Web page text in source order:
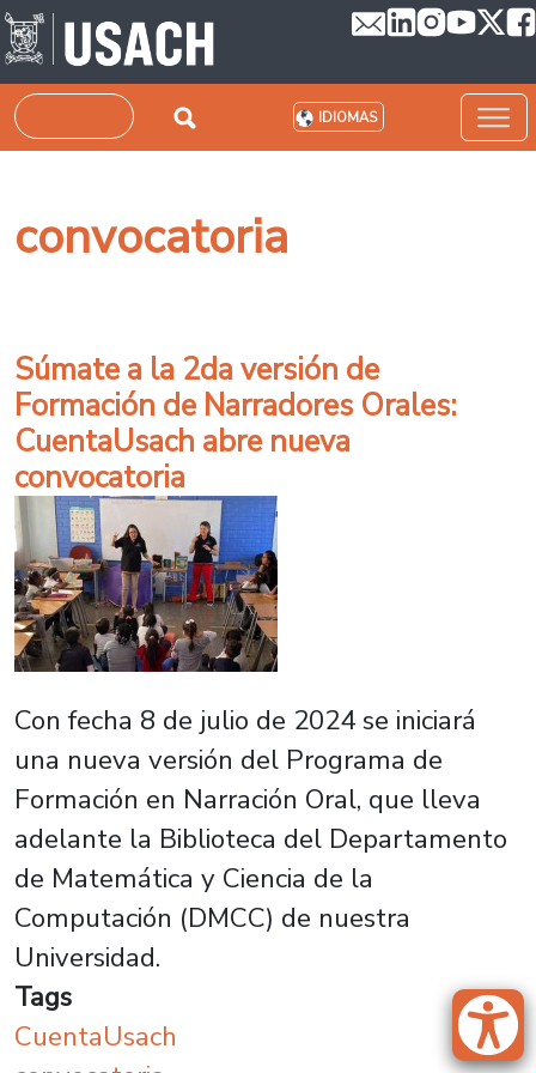
Pasar al contenido principal
Buscar IDIOMAS
convocatoria
Súmate a la 2da versión de
Formación de Narradores Orales:
CuentaUsach abre nueva
convocatoria
Con fecha 8 de julio de 2024 se iniciará
una nueva versión del Programa de
Formación en Narración Oral, que lleva
adelante la Biblioteca del Departamento
de Matemática y Ciencia de la
Computación (DMCC) de nuestra
Universidad.
Tags
CuentaUsach